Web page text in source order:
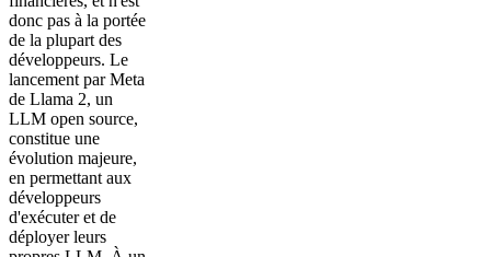
donc pas à la portée
de la plupart des
développeurs. Le
lancement par Meta
de Llama 2, un
LLM open source,
constitue une
évolution majeure,
en permettant aux
développeurs
d'exécuter et de
déployer leurs